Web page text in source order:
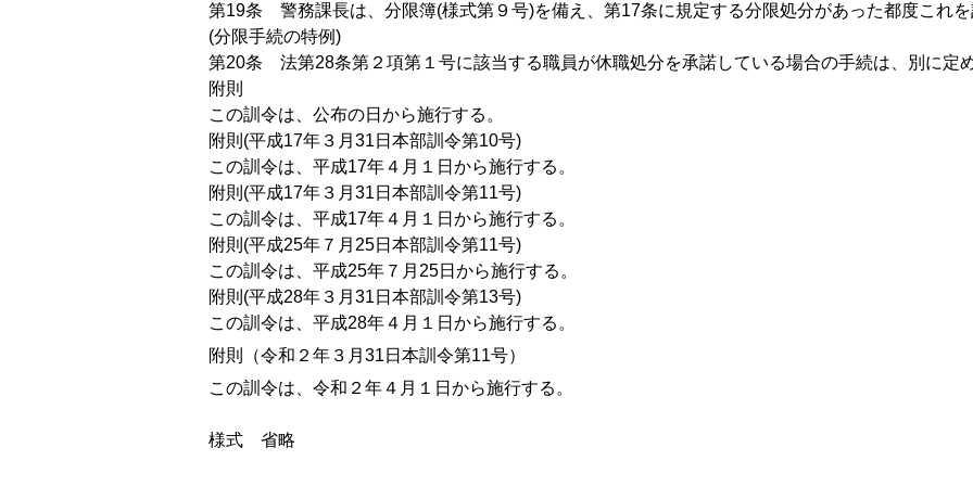
第19条 警務課長は、分限簿(様式第９号)を備え、第17条に規定する分限処分があった都度これを
(分限手続の特例)
第20条 法第28条第２項第１号に該当する職員が休職処分を承諾している場合の手続は、別に定め
附則
この訓令は、公布の日から施行する。
附則(平成17年３月31日本部訓令第10号)
この訓令は、平成17年４月１日から施行する。
附則(平成17年３月31日本部訓令第11号)
この訓令は、平成17年４月１日から施行する。
附則(平成25年７月25日本部訓令第11号)
この訓令は、平成25年７月25日から施行する。
附則(平成28年３月31日本部訓令第13号)
この訓令は、平成28年４月１日から施行する。
附則（令和２年３月31日本訓令第11号）
この訓令は、令和２年４月１日から施行する。
様式 省略